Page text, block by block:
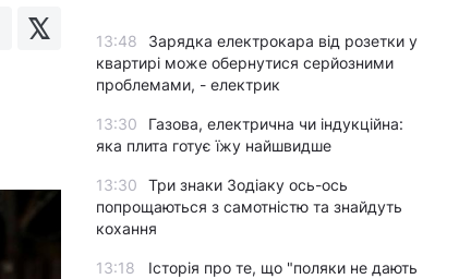
13:48
Зарядка електрокара від розетки у
квартирі може обернутися серйозними
проблемами, - електрик
13:30
Газова, електрична чи індукційна:
яка плита готує їжу найшвидше
13:30
Три знаки Зодіаку ось-ось
попрощаються з самотністю та знайдуть
кохання
13:18
Історія про те, що "поляки не дають